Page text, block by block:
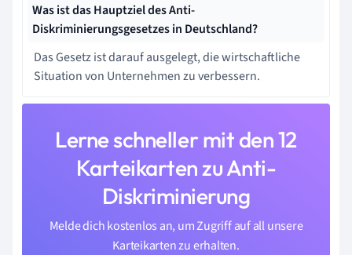
Was ist das Hauptziel des Anti-
Diskriminierungsgesetzes in Deutschland?
Das Gesetz ist darauf ausgelegt, die wirtschaftliche
Situation von Unternehmen zu verbessern.
Lerne schneller mit den 12
Karteikarten zu Anti-
Diskriminierung
Melde dich kostenlos an, um Zugriff auf all unsere
Karteikarten zu erhalten.